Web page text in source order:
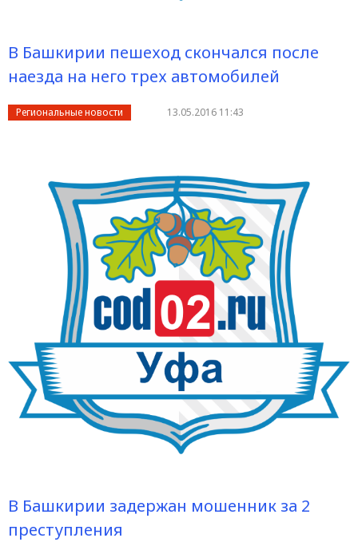
В Башкирии пешеход скончался после
наезда на него трех автомобилей
Региональные новости 13.05.2016 11:43
В Башкирии задержан мошенник за 2
преступления